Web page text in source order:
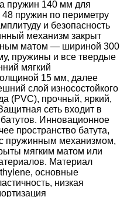
пружин 140 мм для
пружин по периметру
и безопасность
механизм закрыт
матом — шириной 300
пружины и все твердые
мягкий
15 мм, далее
слой износостойкого
(PVC), прочный, яркий,
сеть входит в
Инновационное
пространство батута,
пружинным механизмом,
мягким матом или
Материал
основные
низкая